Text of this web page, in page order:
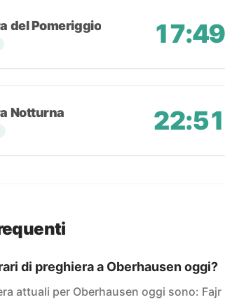
del Pomeriggio 17:49
Notturna 22:51
di preghiera a Oberhausen oggi?
attuali per Oberhausen oggi sono: Fajr